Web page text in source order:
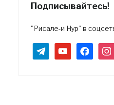
Подписывайтесь!
"Рисале-и Нур" в
telegramyoutubefacebook